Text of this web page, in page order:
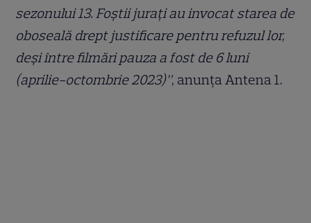
sezonului 13. Foștii jurați au invocat starea de
oboseală drept justificare pentru refuzul lor,
deși între filmări pauza a fost de 6 luni
(aprilie-octombrie 2023)”, anunța Antena 1.